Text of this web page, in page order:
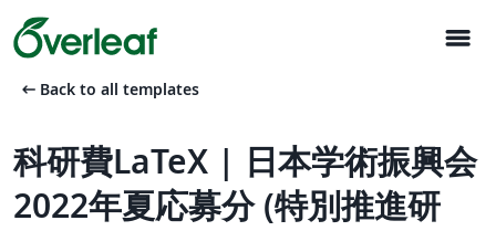
menu
arrow_left_alt Back to all templates
科研費LaTeX | 日本学術振興会
2022年夏応募分 (特別推進研